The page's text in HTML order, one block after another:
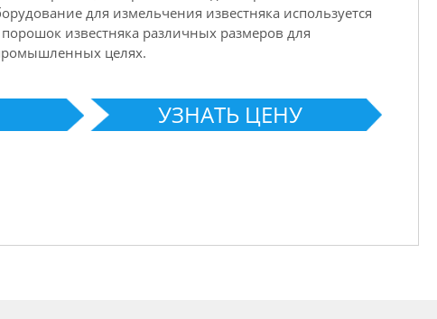
для измельчения известняка используется
известняка различных размеров для
целях.
УЗНАТЬ ЦЕНУ